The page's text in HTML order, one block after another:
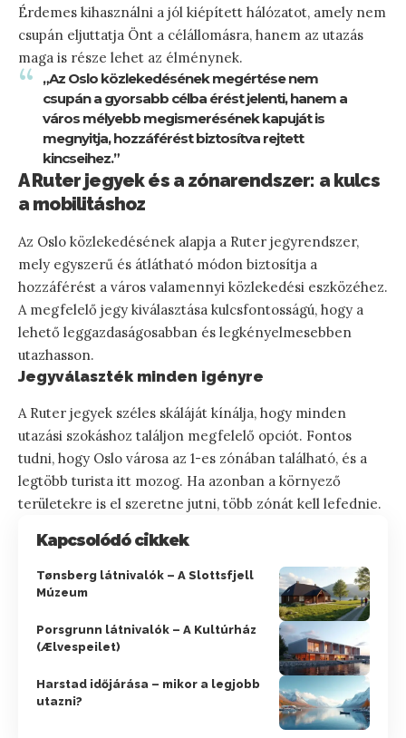
Érdemes kihasználni a jól kiépített hálózatot, amely nem
csupán eljuttatja Önt a célállomásra, hanem az utazás
maga is része lehet az élménynek.
„Az Oslo közlekedésének megértése nem
csupán a gyorsabb célba érést jelenti, hanem a
város mélyebb megismerésének kapuját is
megnyitja, hozzáférést biztosítva rejtett
kincseihez.”
A Ruter jegyek és a zónarendszer: a kulcs
a mobilitáshoz
Az Oslo közlekedésének alapja a Ruter jegyrendszer,
mely egyszerű és átlátható módon biztosítja a
hozzáférést a város valamennyi közlekedési eszközéhez.
A megfelelő jegy kiválasztása kulcsfontosságú, hogy a
lehető leggazdaságosabban és legkényelmesebben
utazhasson.
Jegyválaszték minden igényre
A Ruter jegyek széles skáláját kínálja, hogy minden
utazási szokáshoz találjon megfelelő opciót. Fontos
tudni, hogy Oslo városa az 1-es zónában található, és a
legtöbb turista itt mozog. Ha azonban a környező
területekre is el szeretne jutni, több zónát kell lefednie.
Kapcsolódó cikkek
Tønsberg látnivalók – A Slottsfjell
Múzeum
Porsgrunn látnivalók – A Kultúrház
(Ælvespeilet)
Harstad időjárása – mikor a legjobb
utazni?